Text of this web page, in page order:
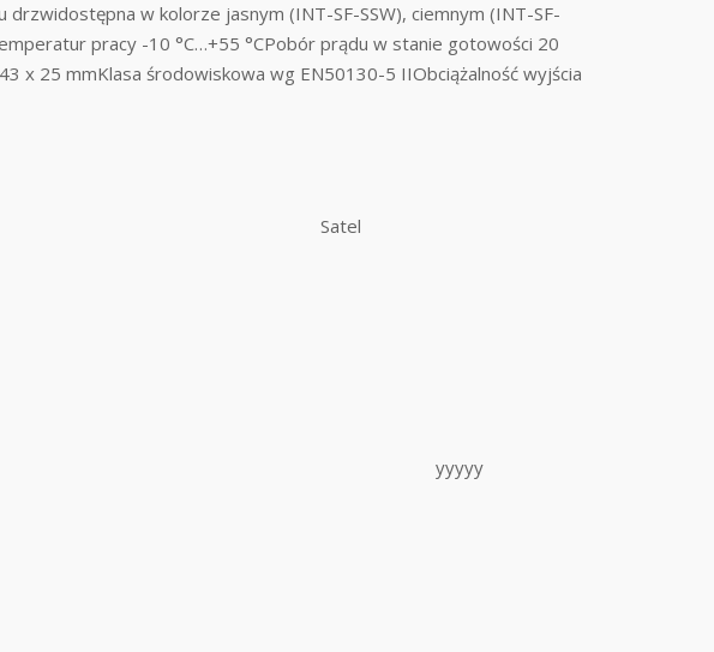
w kolorze jasnym (INT-SF-SSW), ciemnym (INT-SF-
pracy -10 °C…+55 °CPobór prądu w stanie gotowości 20
x 25 mmKlasa środowiskowa wg EN50130-5 IIObciążalność wyjścia
Satel
yyyyy